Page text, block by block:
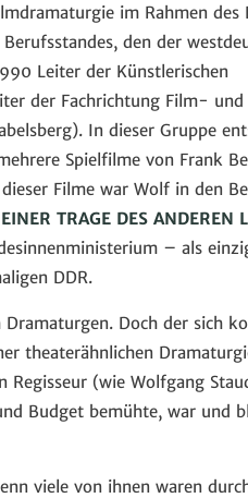
im Rahmen des
den der
Leiter der Künstlerischen
der Fachrichtung Film- und
In dieser Gruppe
Spielfilme von Frank
Filme war Wolf in den
EINER TRAGE DES ANDEREN
– als
DDR.
Doch der sich
theaterähnlichen
Regisseur (wie Wolfgang
Budget bemühte, war und
viele von ihnen waren